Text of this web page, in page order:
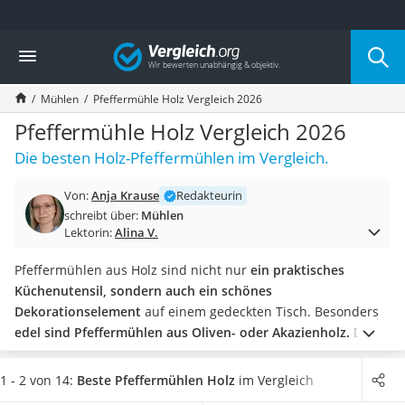
Die beliebtesten Vergleiche nach Kategorie
Haushalt
Wassersprudler
Zentralstaubsauger
Brotbackautomat
Wischroboter
Wäschespinne
Spülmaschinentabs
Akku-Staubsauger
AEG-Waschmaschine
Saug-Wisch-Roboter
Handstaubsauger
Milchaufschäumer
Kondenstrockner
Reiskocher
Vergleich
Mühlen Pfeffermühle Holz Vergleich 2026
Pfeffermühle Holz Vergleich 2026
Die besten Holz-Pfeffermühlen im Vergleich.
Von:Anja Krause
Redakteurin
schreibt über: Mühlen
Lektorin:Alina V.
Pfeffermühlen aus Holz sind nicht nur ein praktisches
Küchenutensil, sondern auch ein schönes
Dekorationselement auf einem gedeckten Tisch. Besonders
edel sind Pfeffermühlen aus Oliven- oder Akazienholz. Das
dunklere Holz hat eine sehr schöne Maserung und verleiht
der Gewürzmühle so eine besonders elegante Optik.
1 - 2 von 14: Beste Pfeffermühlen Holz im Vergleich